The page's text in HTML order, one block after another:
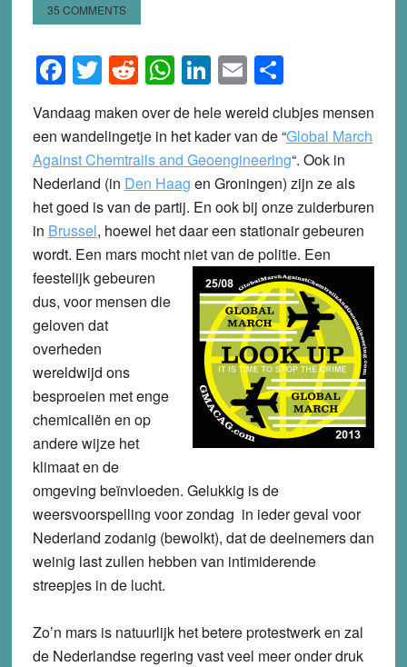
35 COMMENTS
Facebook
Twitter
Reddit
WhatsApp
LinkedIn
EmailShare
Vandaag maken over de hele wereld clubjes mensen
een wandelingetje in het kader van de “Global March
Against Chemtrails and Geoengineering“. Ook in
Nederland (in Den Haag en Groningen) zijn ze als
het goed is van de partij. En ook bij onze zuiderburen
in Brussel, hoewel het daar een stationair gebeuren
wordt. Een mars mocht niet van de politie. Een
feestelijk gebeuren
dus, voor mensen die
geloven dat
overheden
wereldwijd ons
besproeien met enge
chemicaliën en op
andere wijze het
klimaat en de
omgeving beïnvloeden. Gelukkig is de
weersvoorspelling voor zondag in ieder geval voor
Nederland zodanig (bewolkt), dat de deelnemers dan
weinig last zullen hebben van intimiderende
streepjes in de lucht.
Zo’n mars is natuurlijk het betere protestwerk en zal
de Nederlandse regering vast veel meer onder druk